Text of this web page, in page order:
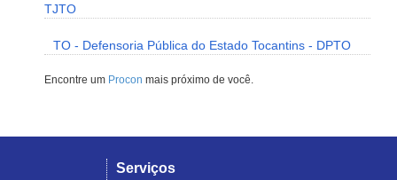
TJTO
TO - Defensoria Pública do Estado Tocantins - DPTO
Encontre um Procon mais próximo de você.
Serviços